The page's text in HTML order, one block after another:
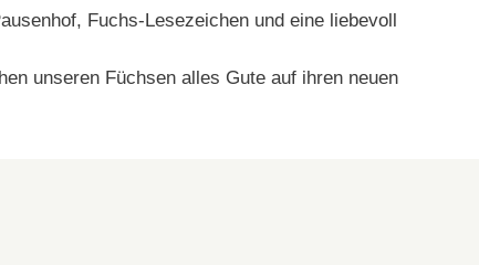
Fuchs-Lesezeichen und eine liebevoll
unseren Füchsen alles Gute auf ihren neuen